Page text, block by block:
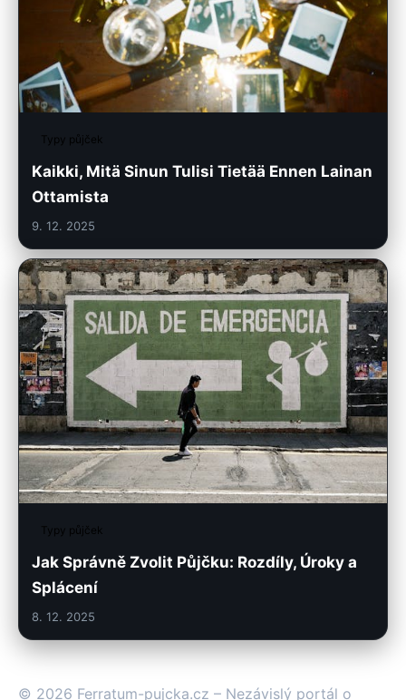
Typy půjček
Kaikki, Mitä Sinun Tulisi Tietää Ennen Lainan
Ottamista
9. 12. 2025
Typy půjček
Jak Správně Zvolit Půjčku: Rozdíly, Úroky a
Splácení
8. 12. 2025
© 2026 Ferratum-pujcka.cz – Nezávislý portál o